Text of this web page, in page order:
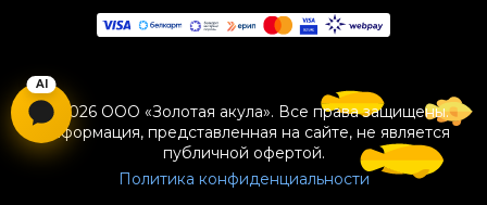
© 2026 ООО «Золотая акула». Все права защищены.
Информация, представленная на сайте, не является
публичной офертой.
Политика конфиденциальности